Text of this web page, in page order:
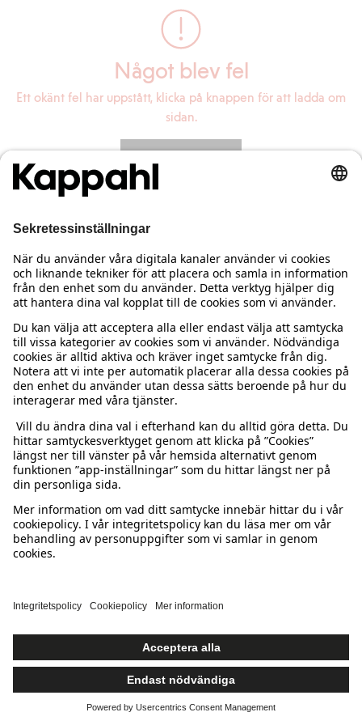
Något blev fel
Ett okänt fel har uppstått, klicka på knappen för att ladda om
sidan.